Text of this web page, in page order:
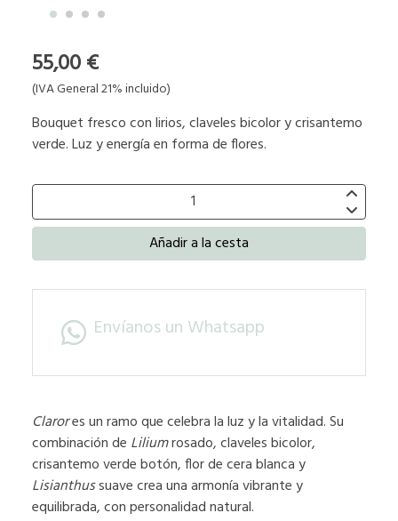
55,00 €
(IVA General 21% incluido)
Bouquet fresco con lirios, claveles bicolor y crisantemo
verde. Luz y energía en forma de flores.
Añadir a la cesta
Envíanos un Whatsapp
Clarores un ramo que celebra la luz y la vitalidad. Su
combinación de Liliumrosado, claveles bicolor,
crisantemo verde botón, flor de cera blanca y
Lisianthussuave crea una armonía vibrante y
equilibrada, con personalidad natural.